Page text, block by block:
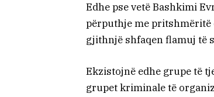
Edhe pse vetë Bashkimi
përputhje me pritshmëritë
gjithnjë shfaqen flamuj të
Ekzistojnë edhe grupe të
grupet kriminale të